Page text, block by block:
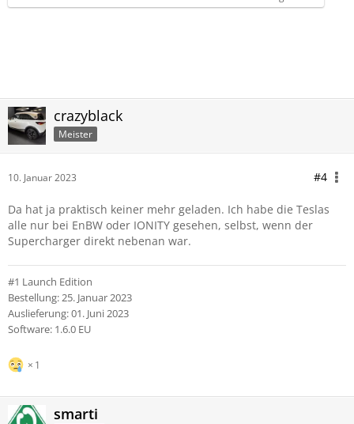
crazyblack
Meister
10. Januar 2023 #4
Da hat ja praktisch keiner mehr geladen. Ich habe die Teslas
alle nur bei EnBW oder IONITY gesehen, selbst, wenn der
Supercharger direkt nebenan war.
#1 Launch Edition
Bestellung: 25. Januar 2023
Auslieferung: 01. Juni 2023
Software: 1.6.0 EU
1
smarti